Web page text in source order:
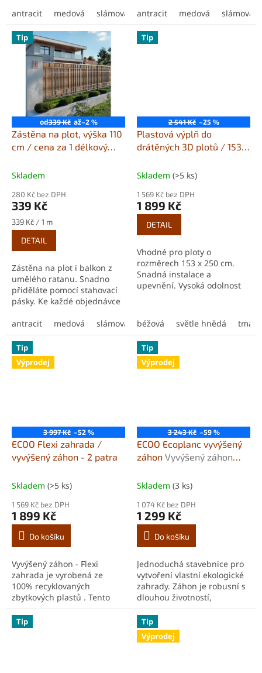
á
L
O
T
U
c
z
cca 50 cm a jsou umístěna
po obvodu zástěny...
antracit medová slámová světle šedá tmavě hnědá
umístěna po obvodu zástěny
Dlouhá životnost...
antracit medová slámová
Tip
od339 Kč až–2 %
Zástěna na plot, výška 110
cm / cena za 1 délkový
Skladem
280 Kč bez DPH
339 Kč
Měrná
cena:
339 Kč / 1 m
DETAIL
Zástěna na plot i balkon z
umělého ratanu. Snadno
přiděláte pomocí stahovací
pásky. Ke každé objednávce
stahovacích pásků zdarma
Dlouhá životnost...
antracit medová slámová světle šedá tmavě hnědá
Tip
2 541 Kč –25 %
Plastová výplň do
drátěných 3D plotů / 153 x
drátěných 3D plotů
Skladem (>5 ks)
1 569 Kč bez DPH
1 899 Kč
DETAIL
Vhodné pro ploty o
rozměrech 153 x 250 cm.
Snadná instalace a
upevnění. Vysoká odolnost
Nastavitelná šířka lamel od
47 do 60...
béžová světle hnědá
Tip
Výprodej
3 997 Kč –52 %
ECOO Flexi zahrada /
vyvýšený záhon - 2 patra
Skladem (>5 ks)
1 569 Kč bez DPH
1 899 Kč
Do košíku
Vyvýšený záhon - Flexi
zahrada je vyrobená ze
100% recyklovaných
zbytkových plastů . Tento
materiál je velmi flexibilní a
snadno se skládá. Můžete
vytvořit čtyři různé verze,...
Tip
Výprodej
3 243 Kč –59 %
ECOO Ecoplanc vyvýšený
záhon Vyvýšený záhon
Skladem (3 ks)
1 074 Kč bez DPH
1 299 Kč
Do košíku
Jednoduchá stavebnice pro
vytvoření vlastní ekologické
zahrady. Záhon je robusní s
dlouhou životností,
odolný proti povětrnostním
vlivům, šetrný k životnímu
prostředí a...
Tip
Tip
Výprodej